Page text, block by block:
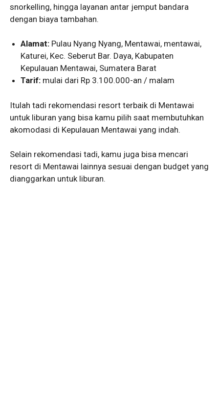
snorkelling, hingga layanan antar jemput bandara
dengan biaya tambahan.
Alamat: Pulau Nyang Nyang, Mentawai, mentawai,
Katurei, Kec. Seberut Bar. Daya, Kabupaten
Kepulauan Mentawai, Sumatera Barat
Tarif: mulai dari Rp 3.100.000-an / malam
Itulah tadi rekomendasi resort terbaik di Mentawai
untuk liburan yang bisa kamu pilih saat membutuhkan
akomodasi di Kepulauan Mentawai yang indah.
Selain rekomendasi tadi, kamu juga bisa mencari
resort di Mentawai lainnya sesuai dengan budget yang
dianggarkan untuk liburan.